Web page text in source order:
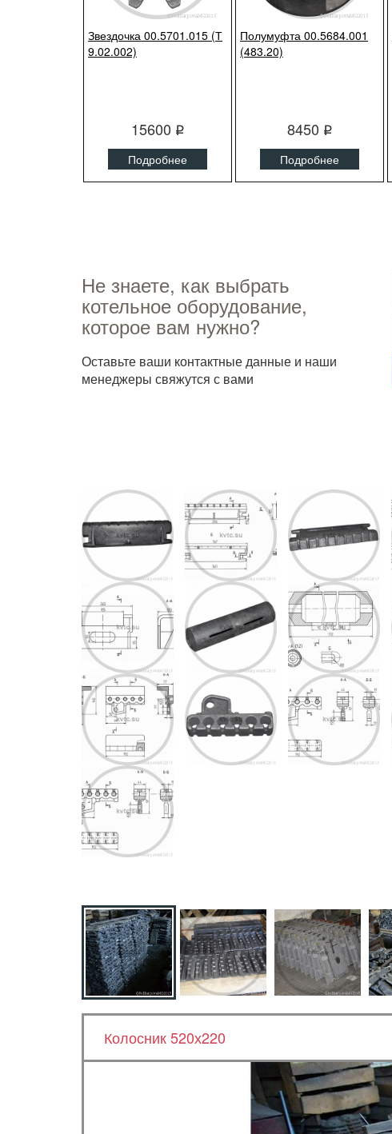
Звездочка 00.5701.015 (Т
9.02.002)
15600 q
Подробнее
Полумуфта 00.5684.001
(483.20)
8450 q
Подробнее
Не знаете, как выбрать
котельное оборудование,
которое вам нужно?
Оставьте ваши контактные данные и наши
менеджеры свяжутся с вами
Колосник 520х220